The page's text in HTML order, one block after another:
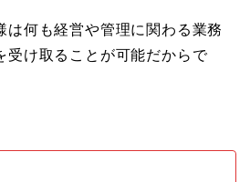
は何も経営や管理に関わる業務
受け取ることが可能だからで